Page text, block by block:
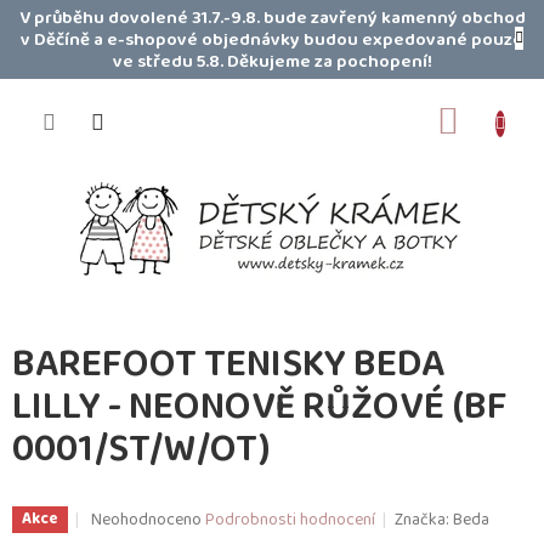
PřejítV průběhu dovolené 31.7.-9.8. bude zavřený kamenný obchod
v Děčíně a e-shopové objednávky budou expedované pouze
ve středu 5.8. Děkujeme za pochopení!
BAREFOOT TENISKY BEDA
LILLY - NEONOVĚ RŮŽOVÉ (BF
0001/ST/W/OT)
Akce
Průměrné
NeohodnocenoPodrobnosti hodnocení Značka: Beda